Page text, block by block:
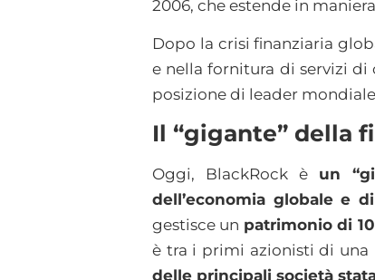
2006, che estende in
Dopo la crisi finanziaria
e nella fornitura di servizi
posizione di leader
Il “gigante” della
Oggi, BlackRock è un
dell’economia globale e
gestisce un patrimonio di
è tra i primi azionisti di una
delle principali società